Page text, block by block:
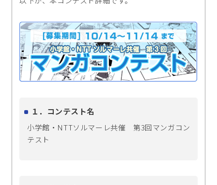
１．コンテスト名
小学館・NTTソルマーレ共催 第3回マンガコン
テスト